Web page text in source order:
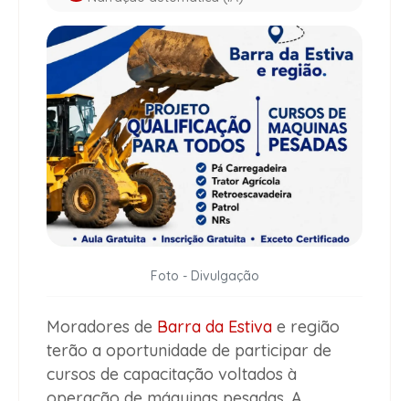
Foto - Divulgação
Moradores de Barra da Estiva e região
terão a oportunidade de participar de
cursos de capacitação voltados à